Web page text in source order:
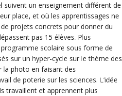
un enseignement différent de
place, et où les apprentissages ne
projets concrets pour donner du
pas 15 élèves. Plus
scolaire sous forme de
sur un hyper-cycle sur le thème des
la photo en faisant des
de poterie sur les sciences. L’idée
travaillent et apprennent plus